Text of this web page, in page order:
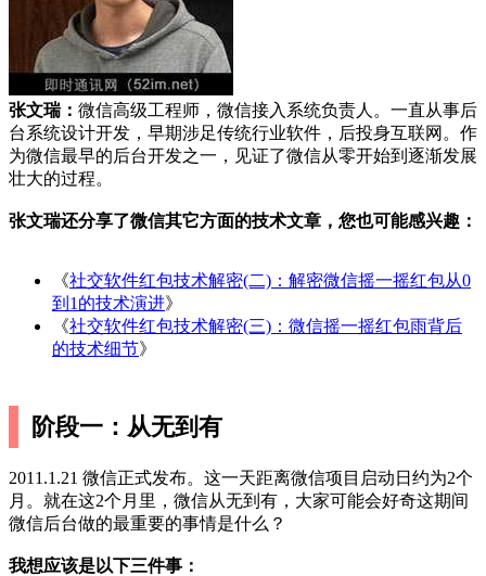
张文瑞： 微信高级工程师，微信接入系统负责人。一直从事后
台系统设计开发，早期涉足传统行业软件，后投身互联网。作
为微信最早的后台开发之一，见证了微信从零开始到逐渐发展
壮大的过程。
张文瑞还分享了微信其它方面的技术文章，您也可能感兴趣：
《社交软件红包技术解密(二)：解密微信摇一摇红包从0
到1的技术演进》
《社交软件红包技术解密(三)：微信摇一摇红包雨背后
的技术细节》
阶段一：从无到有
2011.1.21 微信正式发布。这一天距离微信项目启动日约为2个
月。就在这2个月里，微信从无到有，大家可能会好奇这期间
微信后台做的最重要的事情是什么？
我想应该是以下三件事：